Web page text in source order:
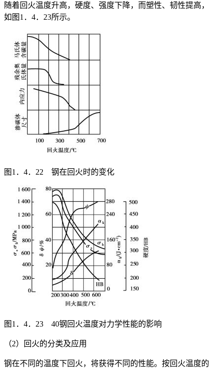
随着回火温度升高，硬度、强度下降，而塑性、韧性提高，
如图1．4．23所示。
图1．4．22 钢在回火时的变化
图1．4．23 40钢回火温度对力学性能的影响
（2）回火的分类及应用
钢在不同的温度下回火，将获得不同的性能。按回火温度的